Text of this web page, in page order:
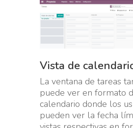
Vista de
La ventana de tareas
puede ver en formato
calendario donde los
pueden ver la fecha